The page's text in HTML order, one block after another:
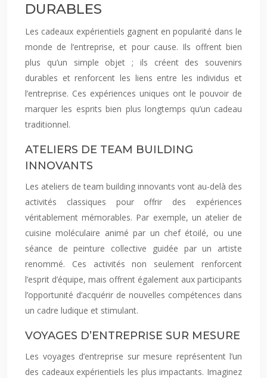
DURABLES
Les cadeaux expérientiels gagnent en popularité dans le
monde de l’entreprise, et pour cause. Ils offrent bien
plus qu’un simple objet ; ils créent des souvenirs
durables et renforcent les liens entre les individus et
l’entreprise. Ces expériences uniques ont le pouvoir de
marquer les esprits bien plus longtemps qu’un cadeau
traditionnel.
ATELIERS DE TEAM BUILDING
INNOVANTS
Les ateliers de team building innovants vont au-delà des
activités classiques pour offrir des expériences
véritablement mémorables. Par exemple, un atelier de
cuisine moléculaire animé par un chef étoilé, ou une
séance de peinture collective guidée par un artiste
renommé. Ces activités non seulement renforcent
l’esprit d’équipe, mais offrent également aux participants
l’opportunité d’acquérir de nouvelles compétences dans
un cadre ludique et stimulant.
VOYAGES D’ENTREPRISE SUR MESURE
Les voyages d’entreprise sur mesure représentent l’un
des cadeaux expérientiels les plus impactants. Imaginez